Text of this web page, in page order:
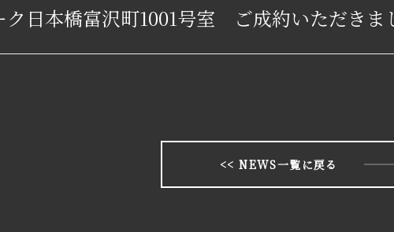
ク日本橋富沢町1001号室 ご成約いただきま
<< NEWS一覧に戻る